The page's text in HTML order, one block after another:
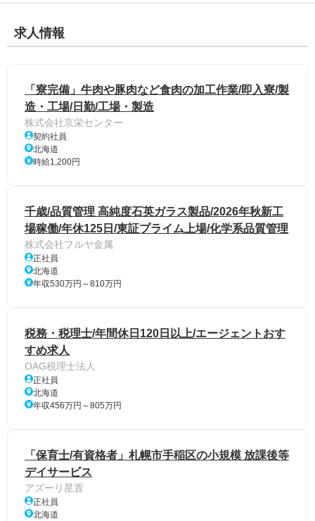
求人情報
「寮完備」牛肉や豚肉など食肉の加工作業/即入寮/製
造・工場/日勤/工場・製造
株式会社京栄センター
契約社員
北海道
時給1,200円
千歳/品質管理 高純度石英ガラス製品/2026年秋新工
場稼働/年休125日/東証プライム上場/化学系品質管理
株式会社フルヤ金属
正社員
北海道
年収530万円～810万円
税務・税理士/年間休日120日以上/エージェントおす
すめ求人
OAG税理士法人
正社員
北海道
年収456万円～805万円
「保育士/有資格者」札幌市手稲区の小規模 放課後等
デイサービス
アズーリ星置
正社員
北海道